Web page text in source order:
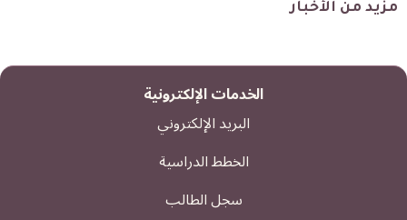
مزيد من الأخبار
الخدمات الإلكترونية
البريد الإلكتروني
الخطط الدراسية
سجل الطالب